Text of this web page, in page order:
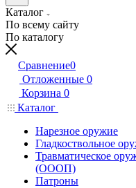
Каталог
По всему сайту
По каталогу
Сравнение0
Отложенные 0
Корзина 0
Каталог
Нарезное оружие
Гладкоствольное
Травматическое
(ОООП)
Патроны